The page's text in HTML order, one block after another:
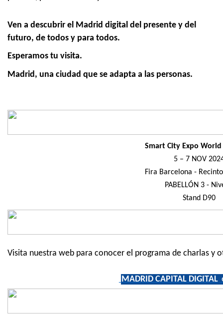
Ven a descubrir el Madrid digital del presente y del
futuro, de todos y para todos.
Esperamos tu visita.
Madrid, una ciudad que se adapta a las personas.
Smart City Expo World
5 – 7 NOV
Fira Barcelona -
PABELLÓN 3 -
Stand D90
Visita nuestra web para conocer el programa de charlas y
MADRID CAPITAL DIGITAL